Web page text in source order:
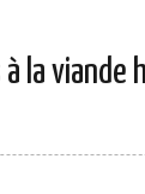
la viande